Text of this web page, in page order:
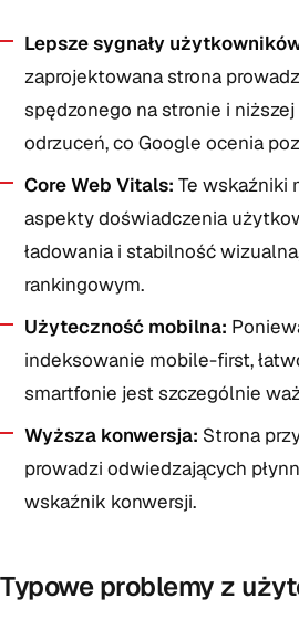
Lepsze sygnały
zaprojektowana strona
spędzonego na stronie i
odrzuceń, co Google ocenia
Core Web Vitals: Te wskaźniki
aspekty doświadczenia
ładowania i stabilność
rankingowym.
Użyteczność mobilna:
indeksowanie mobile-first,
smartfonie jest szczególnie
Wyższa konwersja: Strona
prowadzi odwiedzających
wskaźnik konwersji.
Typowe problemy z